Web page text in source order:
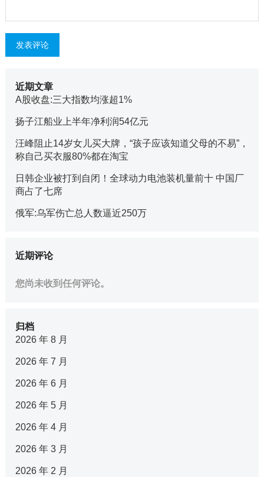
近期文章
A股收盘:三大指数均涨超1%
扬子江船业上半年净利润54亿元
汪峰阻止14岁女儿买大牌，“孩子应该知道父母的不易”，
称自己买衣服80%都在淘宝
日韩企业被打到自闭！全球动力电池装机量前十 中国厂
商占了七席
俄军:乌军伤亡总人数逼近250万
近期评论
您尚未收到任何评论。
归档
2026 年 8 月
2026 年 7 月
2026 年 6 月
2026 年 5 月
2026 年 4 月
2026 年 3 月
2026 年 2 月